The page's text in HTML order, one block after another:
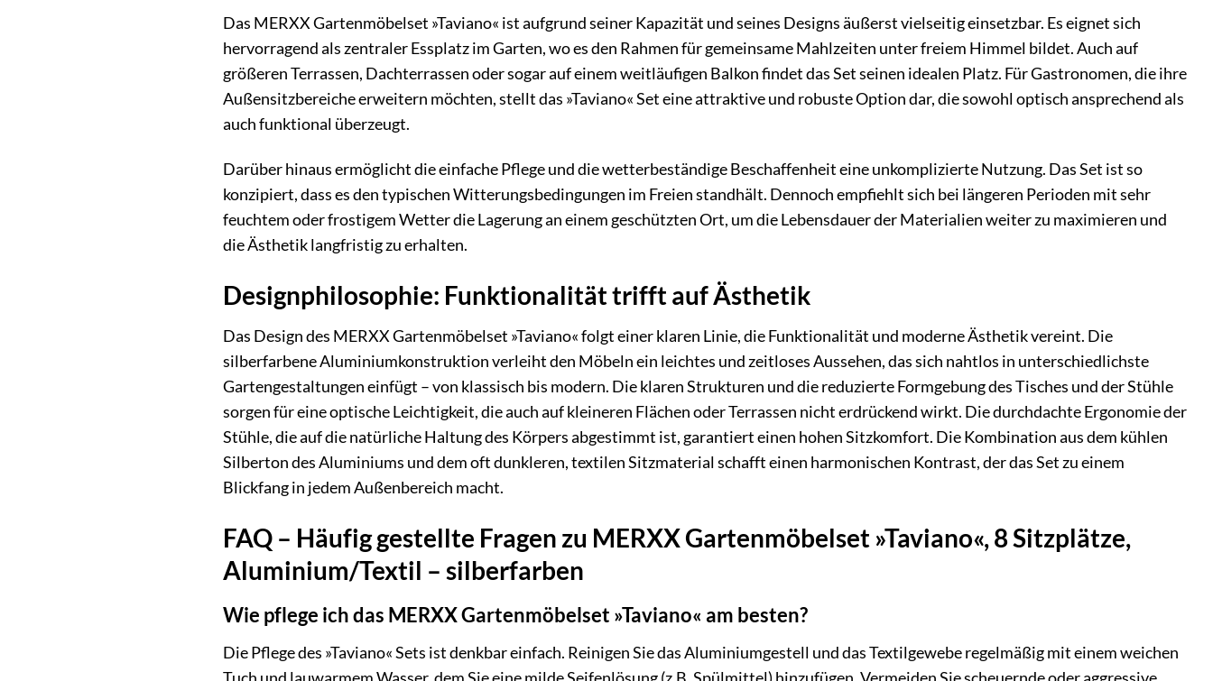
Das MERXX Gartenmöbelset »Taviano« ist aufgrund seiner Kapazität und seines Designs äußerst vielseitig einsetzbar. Es eignet sich
hervorragend als zentraler Essplatz im Garten, wo es den Rahmen für gemeinsame Mahlzeiten unter freiem Himmel bildet. Auch auf
größeren Terrassen, Dachterrassen oder sogar auf einem weitläufigen Balkon findet das Set seinen idealen Platz. Für Gastronomen, die ihre
Außensitzbereiche erweitern möchten, stellt das »Taviano« Set eine attraktive und robuste Option dar, die sowohl optisch ansprechend als
auch funktional überzeugt.
Darüber hinaus ermöglicht die einfache Pflege und die wetterbeständige Beschaffenheit eine unkomplizierte Nutzung. Das Set ist so
konzipiert, dass es den typischen Witterungsbedingungen im Freien standhält. Dennoch empfiehlt sich bei längeren Perioden mit sehr
feuchtem oder frostigem Wetter die Lagerung an einem geschützten Ort, um die Lebensdauer der Materialien weiter zu maximieren und
die Ästhetik langfristig zu erhalten.
Designphilosophie: Funktionalität trifft auf Ästhetik
Das Design des MERXX Gartenmöbelset »Taviano« folgt einer klaren Linie, die Funktionalität und moderne Ästhetik vereint. Die
silberfarbene Aluminiumkonstruktion verleiht den Möbeln ein leichtes und zeitloses Aussehen, das sich nahtlos in unterschiedlichste
Gartengestaltungen einfügt – von klassisch bis modern. Die klaren Strukturen und die reduzierte Formgebung des Tisches und der Stühle
sorgen für eine optische Leichtigkeit, die auch auf kleineren Flächen oder Terrassen nicht erdrückend wirkt. Die durchdachte Ergonomie der
Stühle, die auf die natürliche Haltung des Körpers abgestimmt ist, garantiert einen hohen Sitzkomfort. Die Kombination aus dem kühlen
Silberton des Aluminiums und dem oft dunkleren, textilen Sitzmaterial schafft einen harmonischen Kontrast, der das Set zu einem
Blickfang in jedem Außenbereich macht.
FAQ – Häufig gestellte Fragen zu MERXX Gartenmöbelset »Taviano«, 8 Sitzplätze,
Aluminium/Textil – silberfarben
Wie pflege ich das MERXX Gartenmöbelset »Taviano« am besten?
Die Pflege des »Taviano« Sets ist denkbar einfach. Reinigen Sie das Aluminiumgestell und das Textilgewebe regelmäßig mit einem weichen